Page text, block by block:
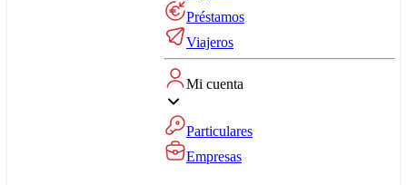
Préstamos
Viajeros
Mi cuenta
Particulares
Empresas